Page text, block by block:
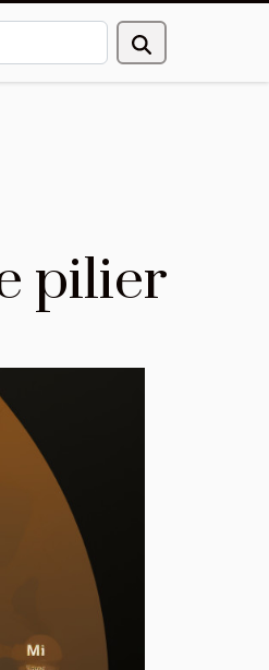
pilier